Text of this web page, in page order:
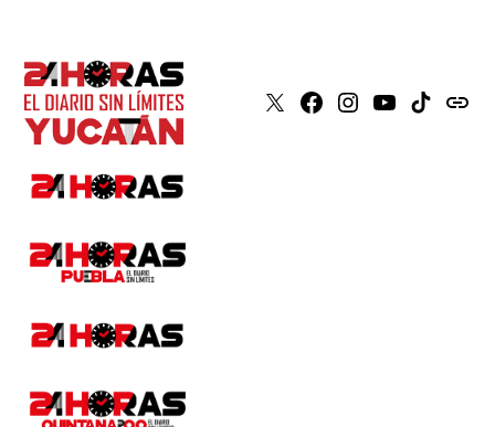
X Faceboook
Instagram
YoutubeTiktokissuu